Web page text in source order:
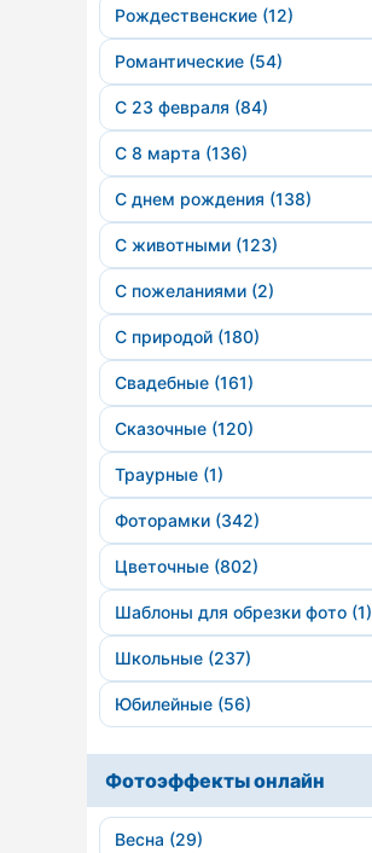
Рождественские (12)
Романтические (54)
С 23 февраля (84)
С 8 марта (136)
С днем рождения (138)
С животными (123)
С пожеланиями (2)
С природой (180)
Свадебные (161)
Сказочные (120)
Траурные (1)
Фоторамки (342)
Цветочные (802)
Шаблоны для обрезки фото (1)
Школьные (237)
Юбилейные (56)
Фотоэффекты онлайн
Весна (29)